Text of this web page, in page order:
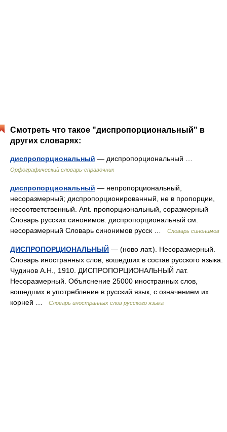
Смотреть что такое "диспропорциональный" в
других словарях:
диспропорциональный — диспропорциональный …
Орфографический словарь-справочник
диспропорциональный — непропорциональный,
несоразмерный; диспропорционированный, не в пропорции,
несоответственный. Ant. пропорциональный, соразмерный
Словарь русских синонимов. диспропорциональный см.
несоразмерный Словарь синонимов русск …
Словарь синонимов
ДИСПРОПОРЦИОНАЛЬНЫЙ — (ново лат.). Несоразмерный.
Словарь иностранных слов, вошедших в состав русского языка.
Чудинов А.Н., 1910. ДИСПРОПОРЦИОНАЛЬНЫЙ лат.
Несоразмерный. Объяснение 25000 иностранных слов,
вошедших в употребление в русский язык, с означением их
корней …
Словарь иностранных слов русского языка